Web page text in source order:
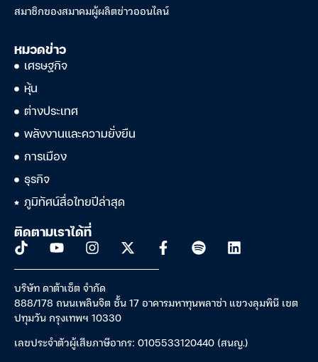
สมาชิกของสมาคมผู้ผลิตข่าวออนไลน์
หมวดข่าว
เศรษฐกิจ
หุ้น
ต่างประเทศ
พลังงานและความยั่งยืน
การเมือง
ธุรกิจ
ภูมิทัศน์สื่อไทยปีล่าสุด
ติดตามเราได้ที่
บริษัท ดาต้าเซ็ต จำกัด
888/178 ถนนเพลินจิต ชั้น 17 อาคารมหาทุนพลาซ่า แขวงลุมพินี เขต
ปทุมวัน กรุงเทพฯ 10330
เลขประจำตัวผู้เสียภาษีอากร: 0105533120440 (สนญ.)